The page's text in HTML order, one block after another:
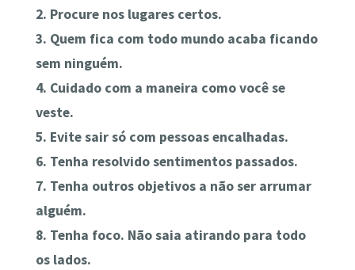
2. Procure nos lugares certos.
3. Quem fica com todo mundo acaba ficando
sem ninguém.
4. Cuidado com a maneira como você se
veste.
5. Evite sair só com pessoas encalhadas.
6. Tenha resolvido sentimentos passados.
7. Tenha outros objetivos a não ser arrumar
alguém.
8. Tenha foco. Não saia atirando para todo
os lados.